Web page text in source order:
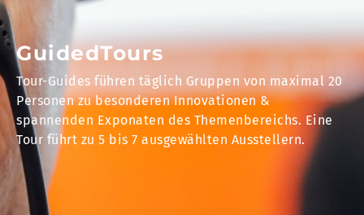
GuidedTours
Tour-Guides führen täglich Gruppen von maximal 20
Personen zu besonderen Innovationen &
spannenden Exponaten des Themenbereichs. Eine
Tour führt zu 5 bis 7 ausgewählten Ausstellern.